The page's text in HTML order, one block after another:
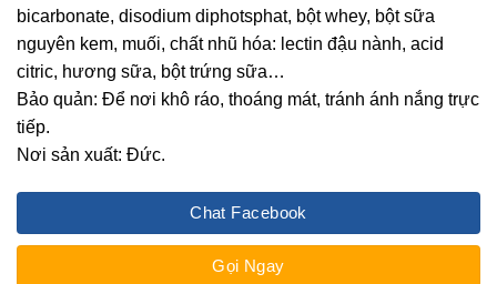
bicarbonate, disodium diphotsphat, bột whey, bột sữa
nguyên kem, muối, chất nhũ hóa: lectin đậu nành, acid
citric, hương sữa, bột trứng sữa…
Bảo quản: Để nơi khô ráo, thoáng mát, tránh ánh nắng trực
tiếp.
Nơi sản xuất: Đức.
Chat Facebook
Gọi Ngay